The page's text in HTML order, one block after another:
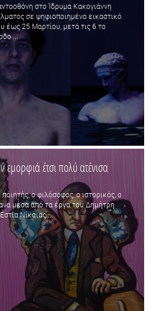
στο Ίδρυμα Κακογιάννη
σε ψηφιοποιημένο εικαστικό
έως 25 Μαρτίου, μετά τις 6 το
...
έτσι πολύ ατένισα
ο φιλόσοφος, ο ιστορικός, ο
μέσα από τα έργα του Δημήτρη
Νίκαιας....